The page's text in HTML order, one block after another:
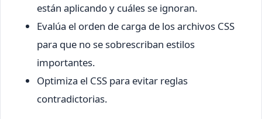
están aplicando y cuáles se ignoran.
Evalúa el orden de carga de los archivos CSS
para que no se sobrescriban estilos
importantes.
Optimiza el CSS para evitar reglas
contradictorias.